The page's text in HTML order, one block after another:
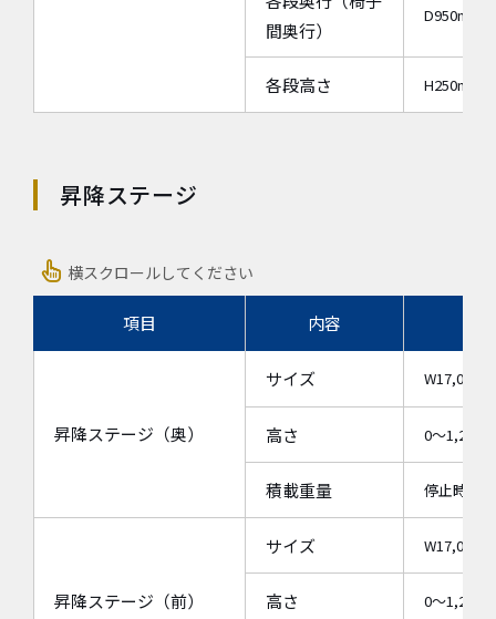
間奥行）
D950mm
各段高さ H250mm
昇降ステージ
横スクロールしてください
項目 内容
昇降ステージ（奥）
サイズ
高さ 0～
積載重量 停止時
昇降ステージ（前）
サイズ
高さ 0～